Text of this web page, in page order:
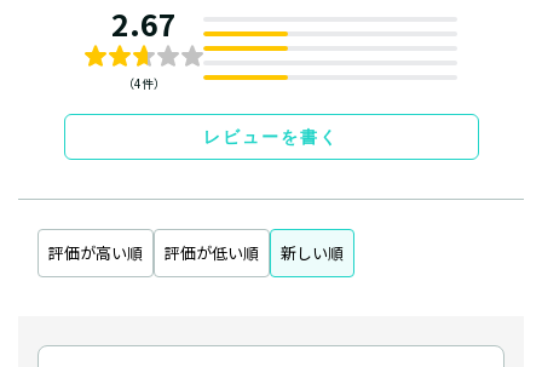
2.67
（4件）
レビューを書く
評価が高い順 評価が低い順 新しい順